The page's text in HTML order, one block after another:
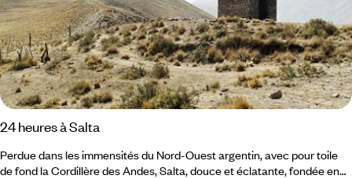
24 heures à Salta
Perdue dans les immensités du Nord-Ouest argentin, avec pour toile
de fond la Cordillère des Andes, Salta, douce et éclatante, fondée en